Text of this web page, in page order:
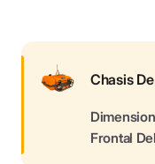
Chasis
Frontal